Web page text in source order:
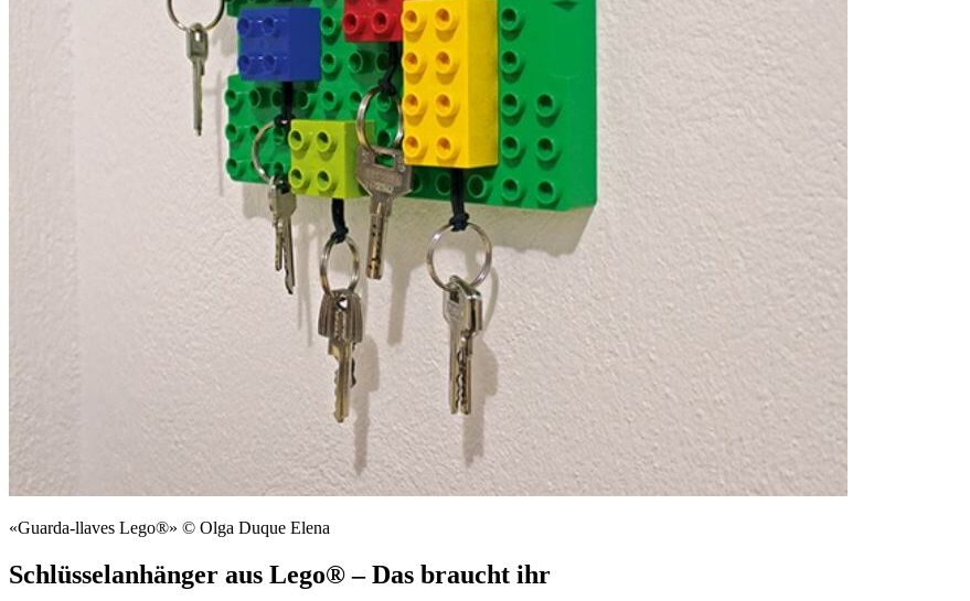
«Guarda-llaves Lego®» © Olga Duque Elena
Schlüsselanhänger aus Lego® – Das braucht ihr